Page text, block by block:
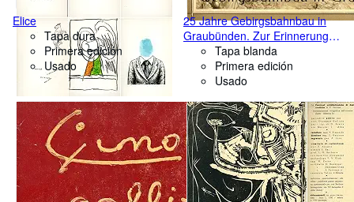
Elice
Tapa dura
Primera edición
Usado
25 Jahre Gebirgsbahnbau in
Graubünden. Zur Erinnerung
an die Albulabahneröffnung
Tapa blanda
Primera edición
Usado